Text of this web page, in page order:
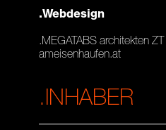
.Webdesign
.MEGATABS architekten
ameisenhaufen.at
.INHABER